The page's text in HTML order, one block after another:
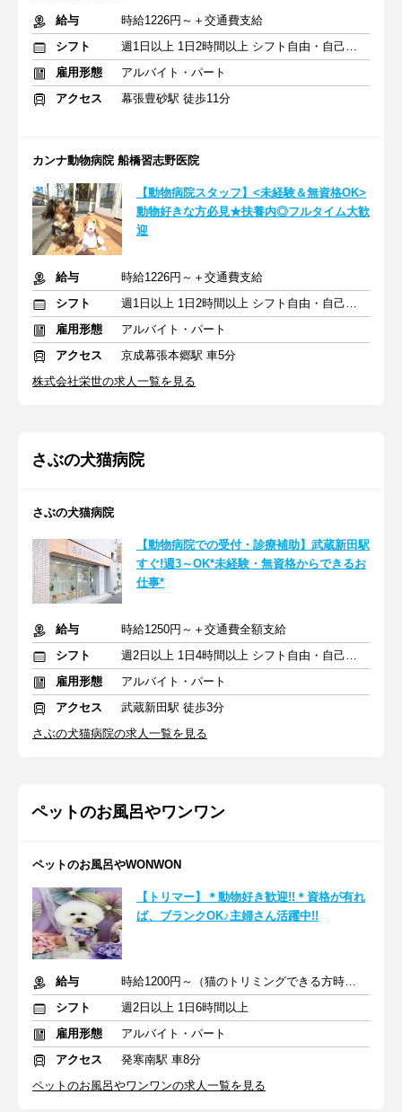
給与
時給1226円～＋交通費支給
シフト
週1日以上 1日2時間以上 シフト自由・自己申告
雇用形態
アルバイト・パート
アクセス
幕張豊砂駅 徒歩11分
カンナ動物病院 船橋習志野医院
【動物病院スタッフ】<未経験＆無資格OK>
動物好きな方必見★扶養内◎フルタイム大歓
迎
給与
時給1226円～＋交通費支給
シフト
週1日以上 1日2時間以上 シフト自由・自己申告
雇用形態
アルバイト・パート
アクセス
京成幕張本郷駅 車5分
株式会社栄世の求人一覧を見る
さぶの犬猫病院
さぶの犬猫病院
【動物病院での受付・診療補助】武蔵新田駅
すぐ!週3～OK*未経験・無資格からできるお
仕事*
給与
時給1250円～＋交通費全額支給
シフト
週2日以上 1日4時間以上 シフト自由・自己申告
雇用形態
アルバイト・パート
アクセス
武蔵新田駅 徒歩3分
さぶの犬猫病院の求人一覧を見る
ペットのお風呂やワンワン
ペットのお風呂やWONWON
【トリマー】＊動物好き歓迎!!＊資格が有れ
ば、ブランクOK♪主婦さん活躍中!!
給与
時給1200円～（猫のトリミングできる方時給1500円）+交通費
シフト
週2日以上 1日6時間以上
雇用形態
アルバイト・パート
アクセス
発寒南駅 車8分
ペットのお風呂やワンワンの求人一覧を見る